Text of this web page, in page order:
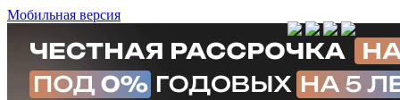
Мобильная версия